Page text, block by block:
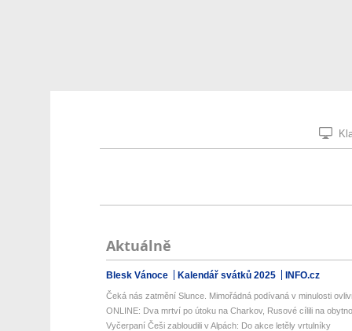
Aktuálně
Blesk Vánoce Kalendář svátků 2025 INFO.cz
Čeká nás zatmění Slunce. Mimořádná podívaná v minulosti
ONLINE: Dva mrtví po útoku na Charkov, Rusové cílili na
Vyčerpaní Češi zabloudili v Alpách: Do akce letěly vrtulníky